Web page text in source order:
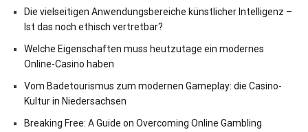
Die vielseitigen Anwendungsbereiche künstlicher Intelligenz –
Ist das noch ethisch vertretbar?
Welche Eigenschaften muss heutzutage ein modernes
Online-Casino haben
Vom Badetourismus zum modernen Gameplay: die Casino-
Kultur in Niedersachsen
Breaking Free: A Guide on Overcoming Online Gambling